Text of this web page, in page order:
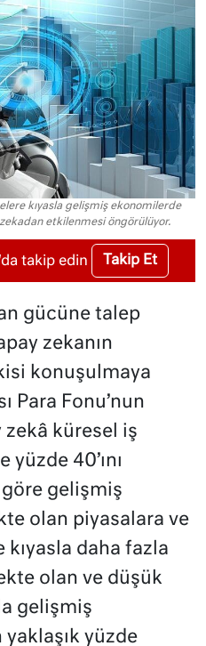
kıyasla gelişmiş ekonomilerde
zekadan etkilenmesi öngörülüyor.
takip edin Takip Et
gücüne talep
zekanın
konuşulmaya
Para Fonu’nun
zekâ küresel iş
yüzde 40’ını
gelişmiş
olan piyasalara ve
daha fazla
olan ve düşük
gelişmiş
yüzde